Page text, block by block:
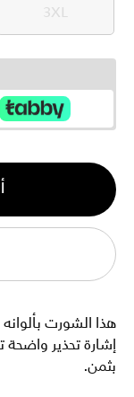
3XL
3XL
الكمية
1
هذا الشورت بألوانه
إشارة تحذير واضحة
بثمن.